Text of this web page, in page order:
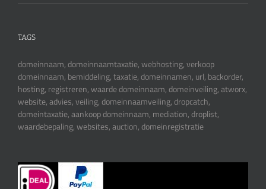
TAGS
domeinnaam, domeinnaamtaxatie, webhosting, verkoop
domeinnaam, bemiddeling, taxatie, domeinnamen, url, backorder,
hosting, registreren, waarde domeinnaam, domeinveiling, atworx,
website, advies, veiling, domeinnaamveiling, dropcatch,
domeintaxatie, aankoop domeinnaam, mediation, droplist,
waardebepaling, websites, auction, domeinregistratie